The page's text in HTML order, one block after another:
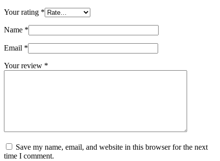
Your rating *
Name *
Email *
Your review *
Save my name, email, and website in this browser for the next
time I comment.